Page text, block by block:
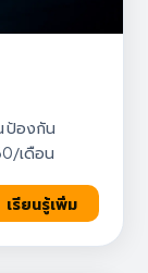
ป้องกัน
เดือน
เรียนรู้เพิ่ม